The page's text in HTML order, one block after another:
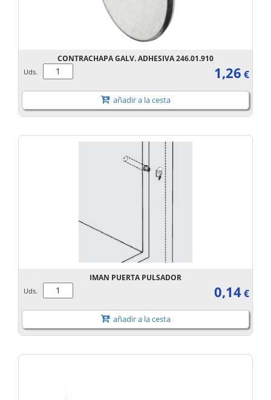
CONTRACHAPA GALV. ADHESIVA 246.01.910
Uds. 1,26 €
añadir a la cesta
IMAN PUERTA PULSADOR
Uds. 0,14€
añadir a la cesta